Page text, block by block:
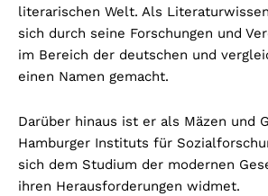
literarischen Welt. Als
sich durch seine Forschungen und
im Bereich der deutschen und
einen Namen gemacht.
Darüber hinaus ist er als Mäzen und
Hamburger Instituts für
sich dem Studium der modernen
ihren Herausforderungen widmet.